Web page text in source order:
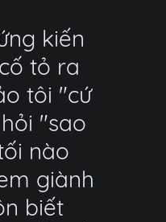
kiến
tỏ ra
tôi "cứ
"sao
nào
giành
biết